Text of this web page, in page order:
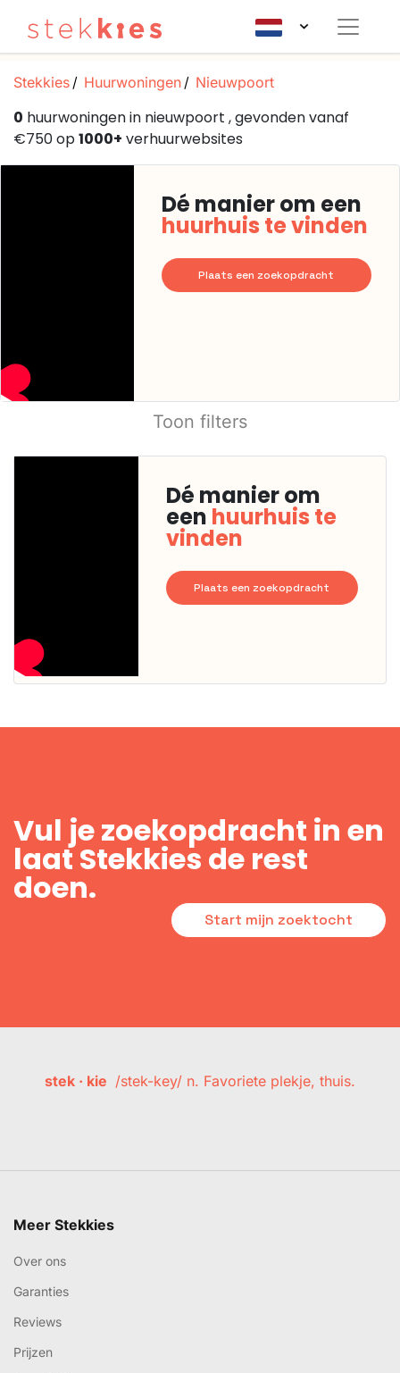
Stekkies Huurwoningen Nieuwpoort
0 huurwoningen in nieuwpoort , gevonden vanaf
€750 op1000+ verhuurwebsites
Dé manier om een
huurhuis te vinden
Plaats een zoekopdracht
Toon filters
Dé manier om
een huurhuis te
vinden
Plaats een zoekopdracht
Vul je zoekopdracht in en
laat Stekkies de rest
doen.
Start mijn zoektocht
stek · kie /stek-key/ n. Favoriete plekje, thuis.
Meer Stekkies
Over ons
Garanties
Reviews
Prijzen